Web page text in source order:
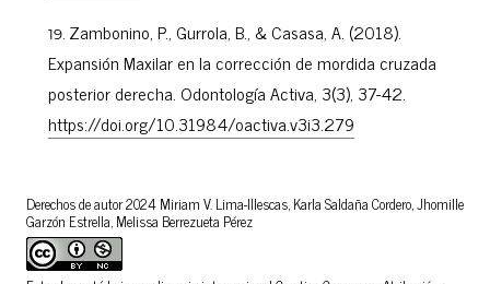
Derechos de autor 2024 Miriam V. Lima-Illescas, Karla Saldaña Cordero, Jhomille
Garzón Estrella, Melissa Berrezueta Pérez
Zambonino, P., Gurrola, B., & Casasa, A. (2018).
Expansión Maxilar en la corrección de mordida cruzada
posterior derecha. Odontología Activa, 3(3), 37-42.
https://doi.org/10.31984/oactiva.v3i3.279